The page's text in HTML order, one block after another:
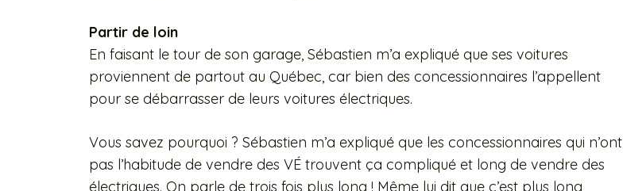
Partir de loin
En faisant le tour de son garage, Sébastien m’a expliqué que ses voitures
proviennent de partout au Québec, car bien des concessionnaires l’appellent
pour se débarrasser de leurs voitures électriques.
Vous savez pourquoi ? Sébastien m’a expliqué que les concessionnaires qui n’ont
pas l’habitude de vendre des VÉ trouvent ça compliqué et long de vendre des
électriques. On parle de trois fois plus long ! Même lui dit que c’est plus long